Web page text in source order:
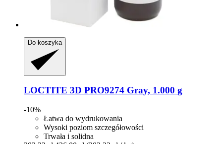
Do koszyka
LOCTITE 3D PRO9274 Gray, 1.000 g
-10%
Łatwa do wydrukowania
Wysoki poziom szczegółowości
Trwała i solidna